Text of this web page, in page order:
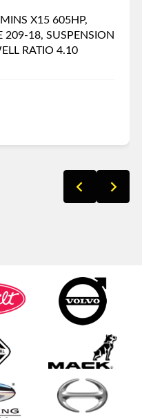
X15 605HP,
209-18, SUSPENSION
RATIO 4.10